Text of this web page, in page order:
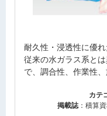
耐久性・浸透性に優
従来の水ガラス系と
で、調合性、作業性
カテ
掲載誌：積算